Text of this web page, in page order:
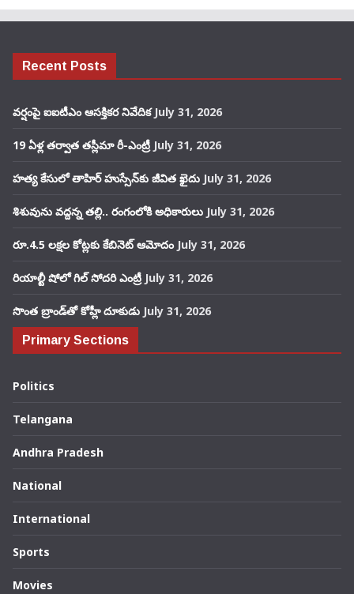
Recent Posts
వర్షంపై ఐఐటీఎం ఆసక్తికర నివేదిక July 31, 2026
19 ఏళ్ల తర్వాత తస్లీమా రీ-ఎంట్రీ July 31, 2026
హత్య కేసులో తాహిర్ హుస్సేన్‌కు జీవిత ఖైదు July 31, 2026
శిశువును వద్దన్న తల్లి.. రంగంలోకి అధికారులు July 31, 2026
రూ.4.5 లక్షల కోట్లకు కేబినెట్ ఆమోదం July 31, 2026
రియాల్టీ షోలో గిల్ సోదరి ఎంట్రీ July 31, 2026
సొంత బ్రాండ్‌తో కోహ్లీ దూకుడు July 31, 2026
Primary Sections
Politics
Telangana
Andhra Pradesh
National
International
Sports
Movies